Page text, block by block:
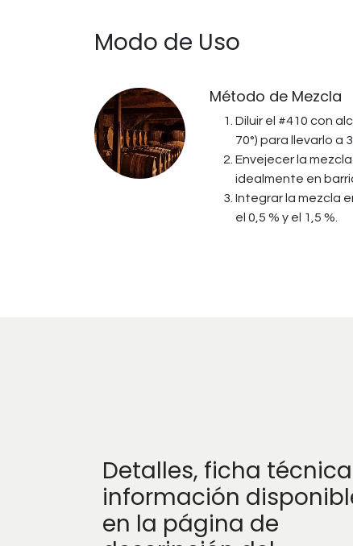
Modo de Uso
Método de Mezcla ​
Diluir el #410 con
70°) para llevarlo a
Envejecer la
idealmente en
Integrar la mezcla
el 0,5 % y el 1,5 %.
Detalles, ficha
información
en la página de